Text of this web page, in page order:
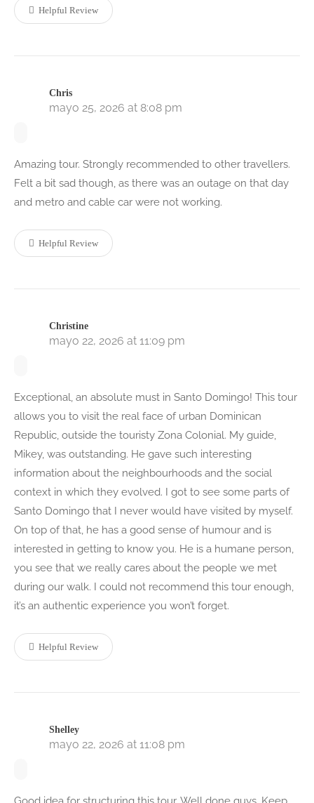
Helpful Review
Chris
mayo 25, 2026 at 8:08 pm
Amazing tour. Strongly recommended to other travellers.
Felt a bit sad though, as there was an outage on that day
and metro and cable car were not working.
Helpful Review
Christine
mayo 22, 2026 at 11:09 pm
Exceptional, an absolute must in Santo Domingo! This tour
allows you to visit the real face of urban Dominican
Republic, outside the touristy Zona Colonial. My guide,
Mikey, was outstanding. He gave such interesting
information about the neighbourhoods and the social
context in which they evolved. I got to see some parts of
Santo Domingo that I never would have visited by myself.
On top of that, he has a good sense of humour and is
interested in getting to know you. He is a humane person,
you see that we really cares about the people we met
during our walk. I could not recommend this tour enough,
it’s an authentic experience you won’t forget.
Helpful Review
Shelley
mayo 22, 2026 at 11:08 pm